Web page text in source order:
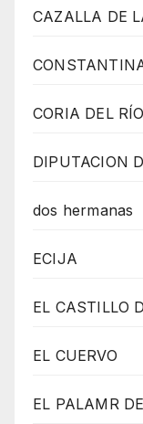
CAZALLA DE
CORIA DEL RÍO
DIPUTACION
dos hermanas
ECIJA
EL CASTILLO
EL CUERVO
EL PALAMR